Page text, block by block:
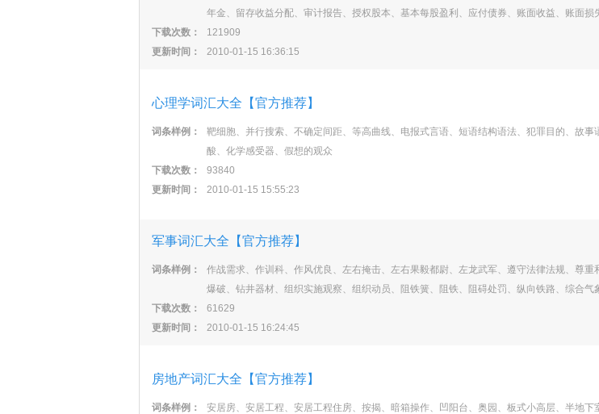
年金、留存收益分配、审计报告、授权股本、基本每股盈利、应付债券、账面收益、账面损
下载次数：
121909
更新时间：
2010-01-15 16:36:15
心理学词汇大全【官方推荐】
词条样例：
靶细胞、并行搜索、不确定间距、等高曲线、电报式言语、短语结构语法、犯罪目的、故
酸、化学感受器、假想的观众
下载次数：
93840
更新时间：
2010-01-15 15:55:23
军事词汇大全【官方推荐】
词条样例：
作战需求、作训科、作风优良、左右掩击、左右果毅都尉、左龙武军、遵守法律法规、尊
爆破、钻井器材、组织实施观察、组织动员、阻铁簧、阻铁、阻碍处罚、纵向铁路、综合气
下载次数：
61629
更新时间：
2010-01-15 16:24:45
房地产词汇大全【官方推荐】
词条样例：
安居房、安居工程、安居工程住房、按揭、暗箱操作、凹阳台、奥园、板式小高层、半地下